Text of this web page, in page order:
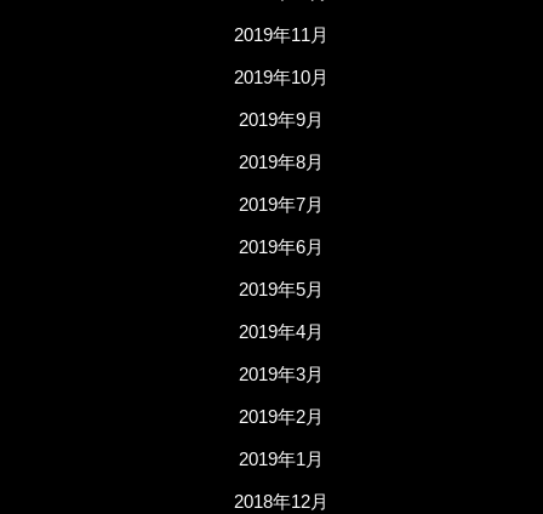
2019年11月
2019年10月
2019年9月
2019年8月
2019年7月
2019年6月
2019年5月
2019年4月
2019年3月
2019年2月
2019年1月
2018年12月